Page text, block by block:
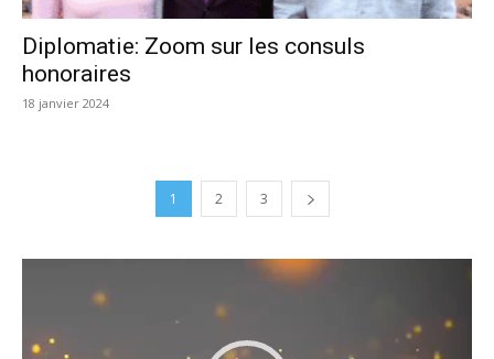
Diplomatie: Zoom sur les consuls
honoraires
18 janvier 2024
1 2 3